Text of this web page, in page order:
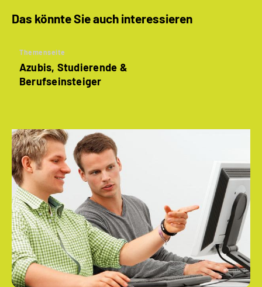
Das könnte Sie auch interessieren
Themenseite
Azubis, Studierende &
Berufseinsteiger